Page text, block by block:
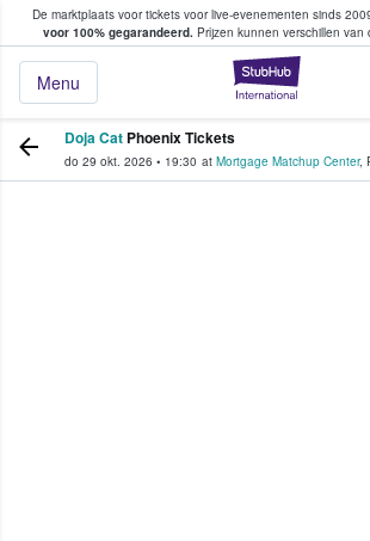
De marktplaats voor tickets voor live-evenementen sinds
voor 100% gegarandeerd.Prijzen kunnen verschillen van
Menu
tickets kopen en
Doja Cat Phoenix Tickets
do 29 okt. 2026 • 19:30 at Mortgage Matchup Center,